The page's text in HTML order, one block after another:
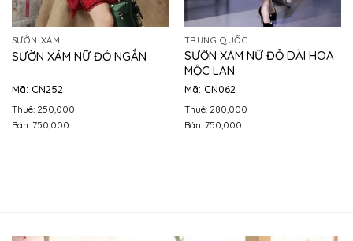
SƯỜN XÁM
SƯỜN XÁM NỮ ĐỎ NGẮN
Mã: CN252
Thuê: 250,000
Bán: 750,000
TRUNG QUỐC
SƯỜN XÁM NỮ ĐỎ DÀI HOA
MỘC LAN
Mã: CN062
Thuê: 280,000
Bán: 750,000